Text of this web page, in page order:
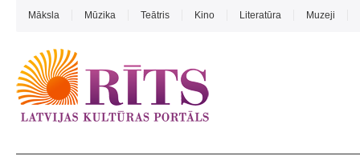
Māksla Mūzika Teātris Kino Literatūra Muzeji